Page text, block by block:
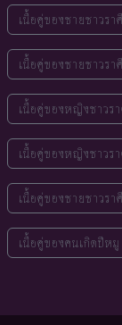
เนื้อคู่ของชายชาวร
เนื้อคู่ของชายชาวร
เนื้อคู่ของหญิงชาวร
เนื้อคู่ของหญิงชาวร
เนื้อคู่ของชายชาวร
เนื้อคู่ของคนเกิดปี